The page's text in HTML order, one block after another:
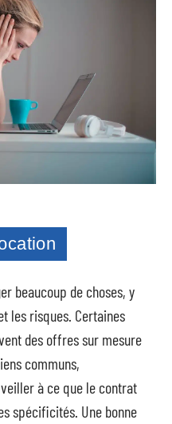
beaucoup de choses, y
les risques. Certaines
des offres sur mesure
communs,
à ce que le contrat
spécificités. Une bonne